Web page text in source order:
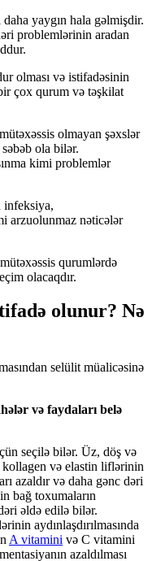
yaygın hala gəlmişdir.
problemlərinin aradan
olması və istifadəsinin
çox qurum və təşkilat
olmayan şəxslər
ola bilər.
kimi problemlər
infeksiya,
arzuolunmaz nəticələr
qurumlərdə
olacaqdır.
olunur? Nə
selülit müalicəsinə
və faydaları belə
seçilə bilər. Üz, döş və
və elastin liflərinin
azaldır və daha gənc dəri
bağ toxumaların
əldə edilə bilər.
aydınlaşdırılmasında
A vitamini və C vitamini
azaldılması